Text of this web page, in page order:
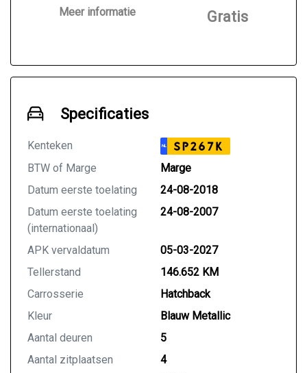
Vraag ons naar de mogelijkheden voor
Meer informatie Gratis
Specificaties
Kenteken NL SP267K
BTW of Marge
Marge
Datum eerste toelating
24-08-2018
Datum eerste toelating
(internationaal)
24-08-2007
APK vervaldatum
05-03-2027
Tellerstand
146.652 KM
Carrosserie
Hatchback
Kleur
Blauw Metallic
Aantal deuren
5
Aantal zitplaatsen
4